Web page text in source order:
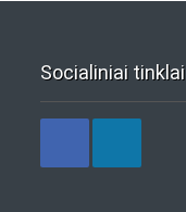
Socialiniai tinklai